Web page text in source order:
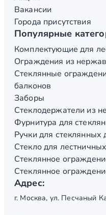
Вакансии
Города присутствия
Популярные
Комплектующие для
Ограждения из
Стеклянные
балконов
Заборы
Стеклодержатели из
Фурнитура для
Ручки для стеклянных
Стекло для
Стеклянное
Стеклянное
Адрес:
г. Москва, ул. Песчаный